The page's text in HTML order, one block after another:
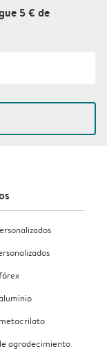
5 € de
agradecimiento